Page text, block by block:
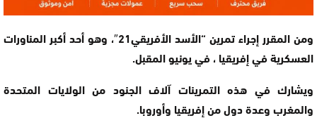
ومن المقرر إجراء تمرين “الأسد الأفريقي21″، وهو أحد أكبر المناورات
العسكرية في إفريقيا ، في يونيو المقبل.
ويشارك في هذه التمرينات آلاف الجنود من الولايات المتحدة
والمغرب وعدة دول من إفريقيا وأوروبا.